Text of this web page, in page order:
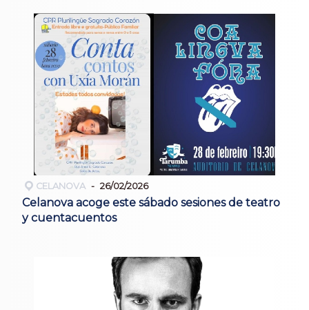
CELANOVA 26/02/2026
Celanova acoge este sábado sesiones de teatro
y cuentacuentos